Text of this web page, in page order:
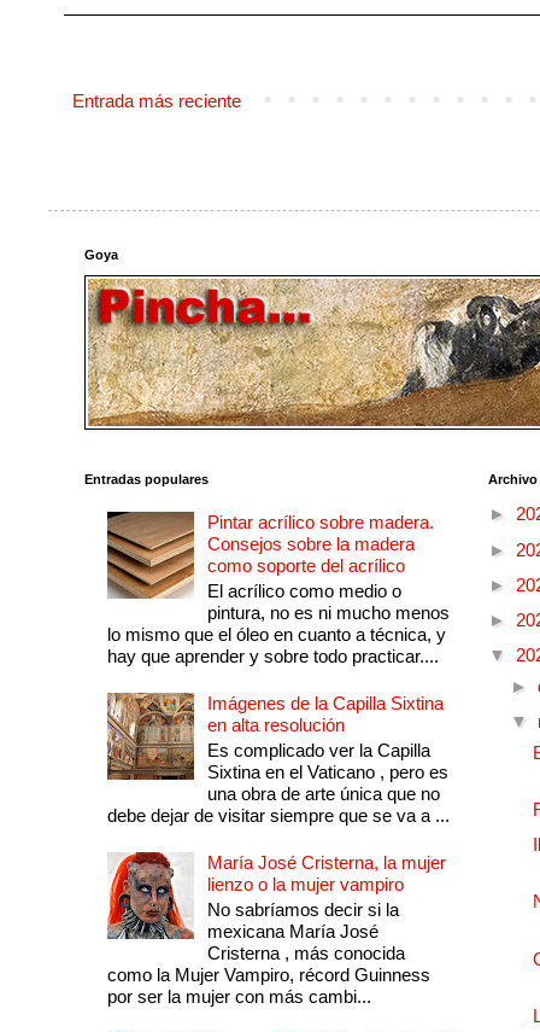
Entrada más reciente
Goya
Entradas populares
Pintar acrílico sobre madera.
Consejos sobre la madera
como soporte del acrílico
El acrílico como medio o
pintura, no es ni mucho menos
lo mismo que el óleo en cuanto a técnica, y
hay que aprender y sobre todo practicar....
Imágenes de la Capilla Sixtina
en alta resolución
Es complicado ver la Capilla
Sixtina en el Vaticano , pero es
una obra de arte única que no
debe dejar de visitar siempre que se va a ...
María José Cristerna, la mujer
lienzo o la mujer vampiro
No sabríamos decir si la
mexicana María José
Cristerna , más conocida
como la Mujer Vampiro, récord Guinness
por ser la mujer con más cambi...
►
►
►
►
▼
►
▼